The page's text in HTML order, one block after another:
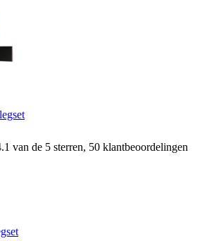
van de 5 sterren, 50 klantbeoordelingen